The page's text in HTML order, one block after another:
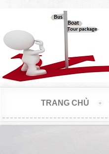
TRANG CHỦ